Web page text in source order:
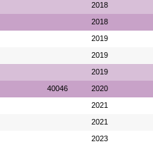
2018
2018
2019
2019
2019
40046 2020
2021
2021
2023